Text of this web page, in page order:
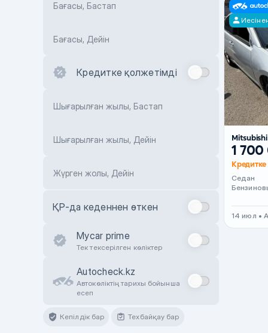
Бағасы, Бастап
Бағасы, Дейін
Кредитке қолжетімді
Шығарылған жылы, Бастап
Шығарылған жылы, Дейін
Жүрген жолы, Дейін
ҚР-да кеденнен өткен
Mycar prime
Тек тексерілген көліктер
Autocheck.kz
Автокөліктің тарихы бойынша
есеп
Кепілдік бар Техбайқау бар
1
Седан
14 июл •